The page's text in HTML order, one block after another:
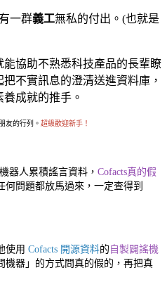
一群義工無私的付出 。(也就是
能協助不熟悉科技產品的長輩瞭
不實訊息的澄清送進資料庫，
成就的推手。
友的行列。 超級歡迎新手！
器人累積謠言資料， Cofacts真的假
何問題都放馬過來，一定查得到
使用 Cofacts 開源資料的 自製闢謠機
機器」的方式問真的假的，再把真